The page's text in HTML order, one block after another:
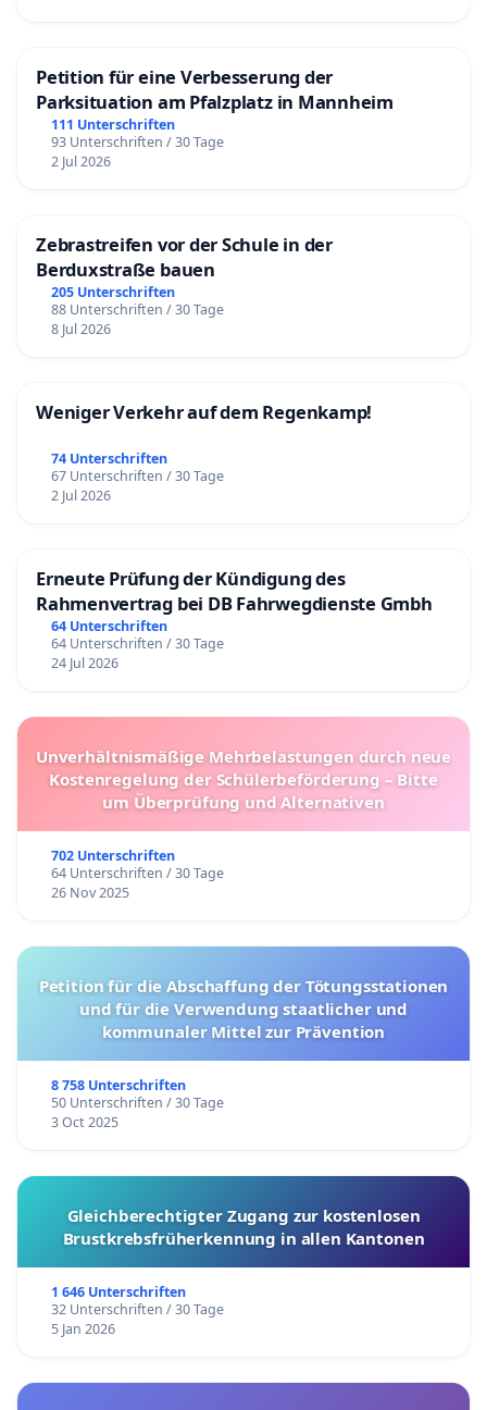
Petition für eine Verbesserung der
Parksituation am Pfalzplatz in Mannheim
111 Unterschriften
93 Unterschriften / 30 Tage
2 Jul 2026
Zebrastreifen vor der Schule in der
Berduxstraße bauen
205 Unterschriften
88 Unterschriften / 30 Tage
8 Jul 2026
Weniger Verkehr auf dem Regenkamp!
74 Unterschriften
67 Unterschriften / 30 Tage
2 Jul 2026
Erneute Prüfung der Kündigung des
Rahmenvertrag bei DB Fahrwegdienste Gmbh
64 Unterschriften
64 Unterschriften / 30 Tage
24 Jul 2026
Unverhältnismäßige Mehrbelastungen durch neue
Kostenregelung der Schülerbeförderung – Bitte
um Überprüfung und Alternativen
702 Unterschriften
64 Unterschriften / 30 Tage
26 Nov 2025
Petition für die Abschaffung der Tötungsstationen
und für die Verwendung staatlicher und
kommunaler Mittel zur Prävention
8 758 Unterschriften
50 Unterschriften / 30 Tage
3 Oct 2025
Gleichberechtigter Zugang zur kostenlosen
Brustkrebsfrüherkennung in allen Kantonen
1 646 Unterschriften
32 Unterschriften / 30 Tage
5 Jan 2026